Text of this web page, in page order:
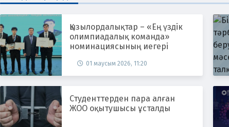
Қызылордалықтар – «Ең үздік
олимпиадалық команда»
номинациясының иегері
01 маусым 2026, 11:20
Студенттерден пара алған
ЖОО оқытушысы ұсталды